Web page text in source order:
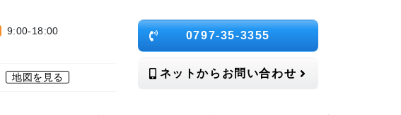
9:00-18:00
地図を見る
0797-35-3355
ネットからお問い合わせ